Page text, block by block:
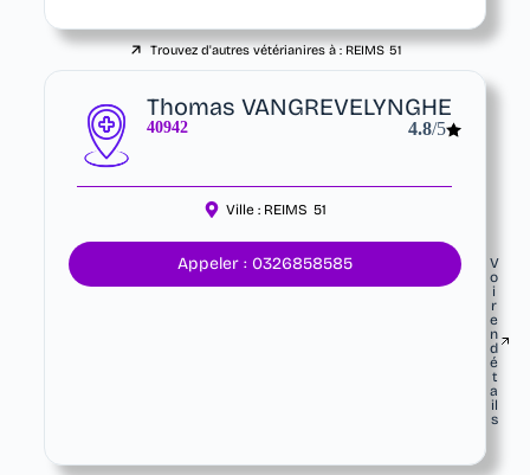
Trouvez d'autres vétérianires à : REIMS 51
Thomas VANGREVELYNGHE
40942 4.8/5
Ville : REIMS 51
Appeler : 0326858585
V
o
i
r
e
n
d
é
t
a
il
s